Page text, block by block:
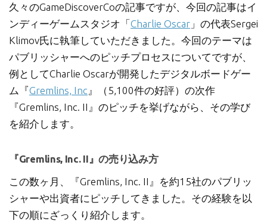
久々のGameDiscoverCoの記事ですが、今回の記事はイ
ンディーゲームスタジオ「Charlie Oscar 」の代表Sergei
Klimov氏に執筆していただきました。今回のテーマは
パブリッシャーへのピッチプロセスについてですが、
例としてCharlie Oscarが開発したデジタルボードゲー
ム『Gremlins, Inc 』（5,100件の好評）の次作
『Gremlins, Inc. II』のピッチを挙げながら、その学び
を紹介します。
『Gremlins, Inc. II』の売り込み方
この数ヶ月、『Gremlins, Inc. II』を約15社のパブリッ
シャーや出資者にピッチしてきました。その経験を以
下の順にざっくり紹介します。